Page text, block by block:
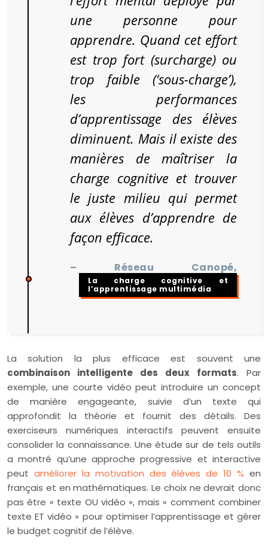
une personne pour
apprendre. Quand cet effort
est trop fort (surcharge) ou
trop faible (‘sous-charge’),
les performances
d’apprentissage des élèves
diminuent. Mais il existe des
manières de maîtriser la
charge cognitive et trouver
le juste milieu qui permet
aux élèves d’apprendre de
façon efficace.
– Réseau Canopé,
La charge cognitive et
l’apprentissage multimédia
La solution la plus efficace est souvent une
combinaison intelligente des deux formats. Par
exemple, une courte vidéo peut introduire un concept
de manière engageante, suivie d’un texte qui
approfondit la théorie et fournit des détails. Des
exerciseurs numériques interactifs peuvent ensuite
consolider la connaissance. Une étude sur de tels outils
a montré qu’une approche progressive et interactive
peut améliorer la motivation des élèves de 10 % en
français et en mathématiques. Le choix ne devrait donc
pas être « texte OU vidéo », mais « comment combiner
texte ET vidéo » pour optimiser l’apprentissage et gérer
le budget cognitif de l’élève.